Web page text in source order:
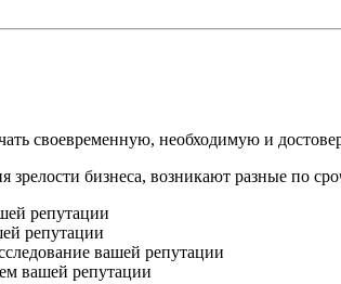
своевременную, необходимую и
бизнеса, возникают разные по
репутации
репутации
вашей репутации
вашей репутации